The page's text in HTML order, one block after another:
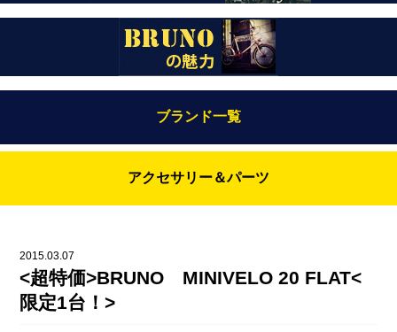
ブランド一覧
Bianchi（ビアンキ）
BRUNO(ブルーノ)
DAHON（ダホーン）
FLAMEbike限定車
アクセサリー＆パーツ
knog（ノグ）
option & parts
2015.03.07
<超特価>BRUNO MINIVELO 20 FLAT<
限定1台！>